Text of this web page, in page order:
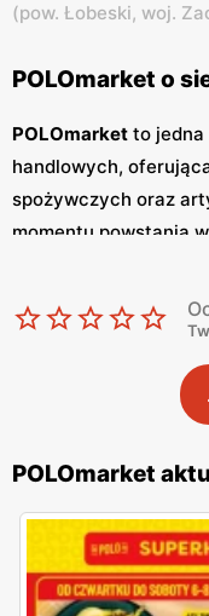
(pow. Łobeski, woj.
POLOmarket o
POLOmarket to jedna
handlowych,
spożywczych oraz
momentu powstania
rozwija, zdobywając
jakości produktom
POLOmarketstawia
lokalnymi
świeżość i jakość
kluczowych
regularnie wydawane
co tydzień,
najnowszymi
znajdują się
produkty,
POLOmarket